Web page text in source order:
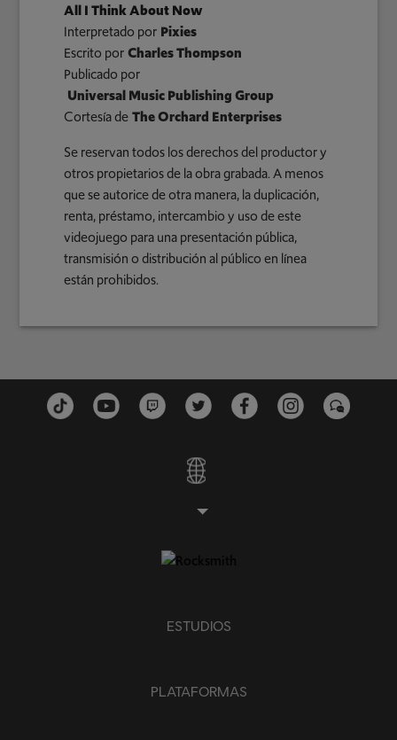
All I Think About Now
Interpretado por Pixies
Escrito porCharles Thompson
Publicado por
Universal Music Publishing Group
Cortesía deThe Orchard Enterprises
Se reservan todos los derechos del productor y
otros propietarios de la obra grabada. A menos
que se autorice de otra manera, la duplicación,
renta, préstamo, intercambio y uso de este
videojuego para una presentación pública,
transmisión o distribución al público en línea
están prohibidos.
ESTUDIOS
PLATAFORMAS